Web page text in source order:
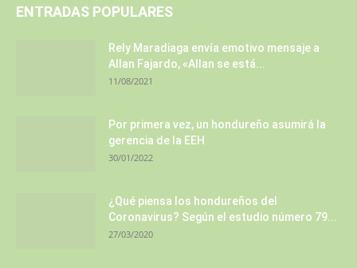
ENTRADAS POPULARES
Rely Maradiaga envía emotivo mensaje a
Allan Fajardo, «Allan se está...
11/08/2021
Por primera vez, un hondureño asumirá la
gerencia de la EEH
30/01/2022
¿Qué piensa los hondureños del
Coronavirus? Según el estudio número 79...
27/03/2020